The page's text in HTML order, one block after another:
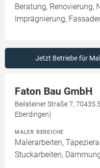
Beratung, Renovierung,
Imprägnierung,
Jetzt Betriebe für
Faton Bau GmbH
Beilsteiner Straße 7,
Eberdingen)
MALER BEREICHE
Malerarbeiten,
Stuckarbeiten,